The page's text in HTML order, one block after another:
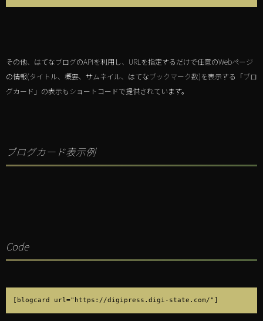
その他、はてなブログのAPIを利用し、URLを指定するだけで任意のWebページ
の情報(タイトル、概要、サムネイル、はてなブックマーク数)を表示する「ブロ
グカード」の表示もショートコードで提供されています。
ブログカード表示例
Code
[blogcard url="https://digipress.digi-state.com/"]